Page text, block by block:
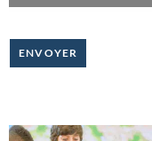
ENVOYER